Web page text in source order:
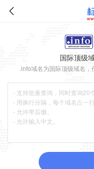
国际顶级
.info域名为国际顶级域名，